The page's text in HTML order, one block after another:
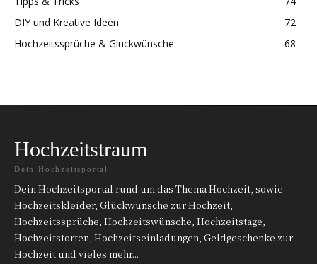
DIY und Kreative Ideen
72
Hochzeitssprüche & Glückwünsche
68
Hochzeitstraum
Dein Hochzeitsportal
Dein Hochzeitsportal rund um das Thema Hochzeit, sowie
Hochzeitskleider, Glückwünsche zur Hochzeit,
Hochzeitssprüche, Hochzeitswünsche, Hochzeitstage,
Hochzeitstorten, Hochzeitseinladungen, Geldgeschenke zur
Hochzeit und vieles mehr...